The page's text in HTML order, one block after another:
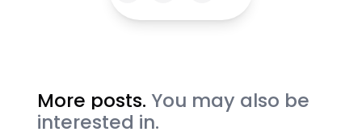
More posts. You may also be
interested in.